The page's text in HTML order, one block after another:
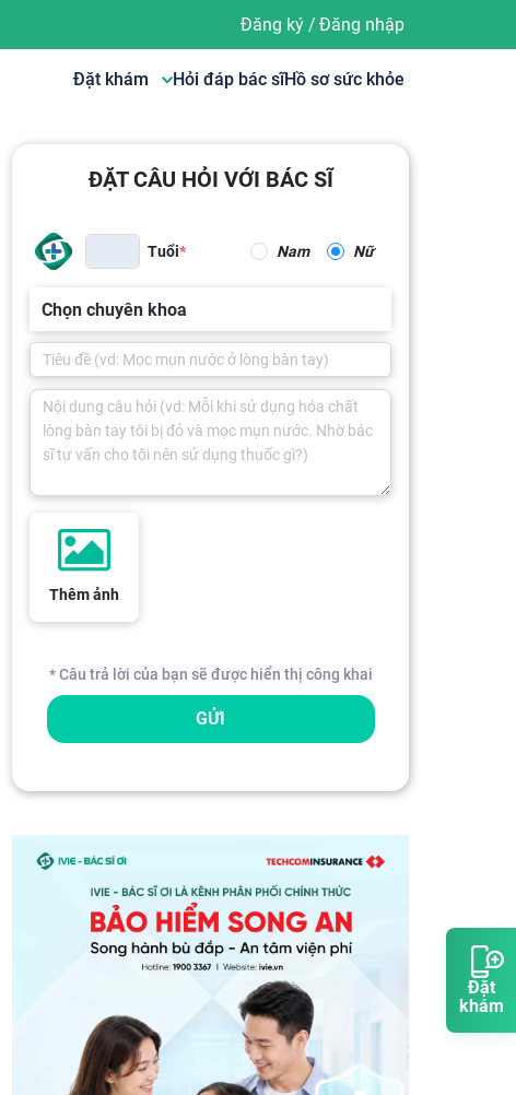
Đặt
khám
Đăng ký/ Đăng nhập
Đặt khám Hỏi đáp bác sĩHồ sơ sức khỏe
ĐẶT CÂU HỎI VỚI BÁC SĨ
Tuổi Nam Nữ
Chọn chuyên khoa
Thêm ảnh
* Câu trả lời của bạn sẽ được hiển thị công khai
GỬI